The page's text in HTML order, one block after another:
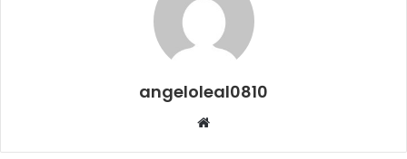
angeloleal0810
Website